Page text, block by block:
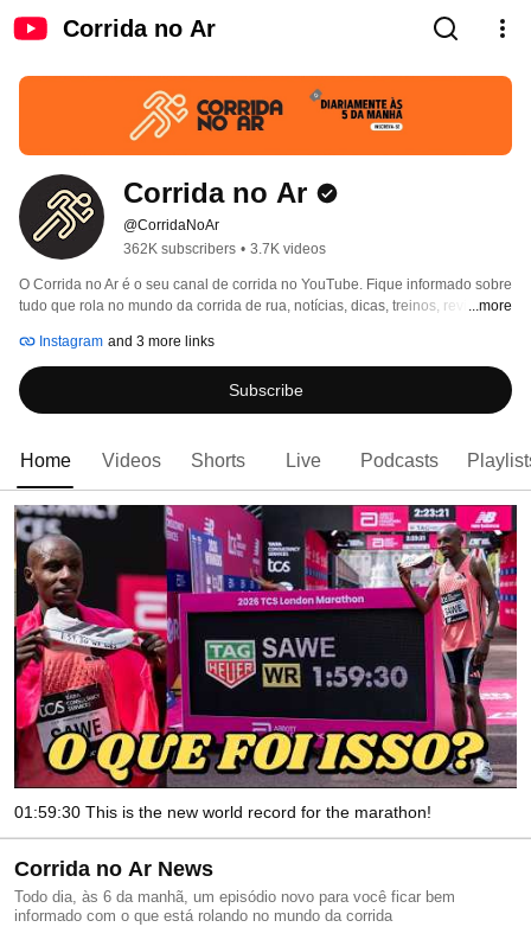
Corrida no Ar
Corrida no Ar
@CorridaNoAr
362K subscribers • 3.7K videos
O Corrida no Ar é o seu canal de corrida no YouTube. Fique informado sobre
tudo que rola no mundo da corrida de rua, notícias, dicas, treinos, reviews
...more
Instagram and 3 more links
Subscribe
Home Videos Shorts Live Podcasts
01:59:30 This is the new world record for the marathon!
Corrida no Ar News
Todo dia, às 6 da manhã, um episódio novo para você ficar bem
informado com o que está rolando no mundo da corrida